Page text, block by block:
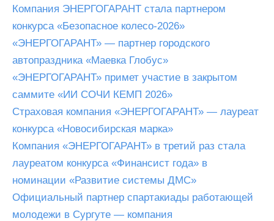
Компания ЭНЕРГОГАРАНТ стала партнером
конкурса «Безопасное колесо-2026»
«ЭНЕРГОГАРАНТ» — партнер городского
автопраздника «Маевка Глобус»
«ЭНЕРГОГАРАНТ» примет участие в закрытом
саммите «ИИ СОЧИ КЕМП 2026»
Страховая компания «ЭНЕРГОГАРАНТ» — лауреат
конкурса «Новосибирская марка»
Компания «ЭНЕРГОГАРАНТ» в третий раз стала
лауреатом конкурса «Финансист года» в
номинации «Развитие системы ДМС»
Официальный партнер спартакиады работающей
молодежи в Сургуте — компания